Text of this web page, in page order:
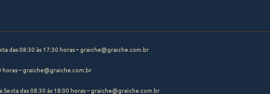
das 08:30 às 17:30 horas –graiche@graiche.com.br
horas –graiche@graiche.com.br
das 08:30 às 18:00 horas –graiche@graiche.com.br